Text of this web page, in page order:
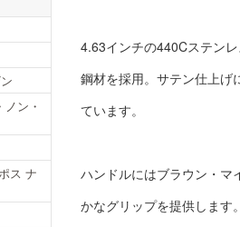
4.63インチの440Cステン
鋼材を採用。サテン仕上げ
ています。
ハンドルにはブラウン・マ
かなグリップを提供します
ン・
ス ナ